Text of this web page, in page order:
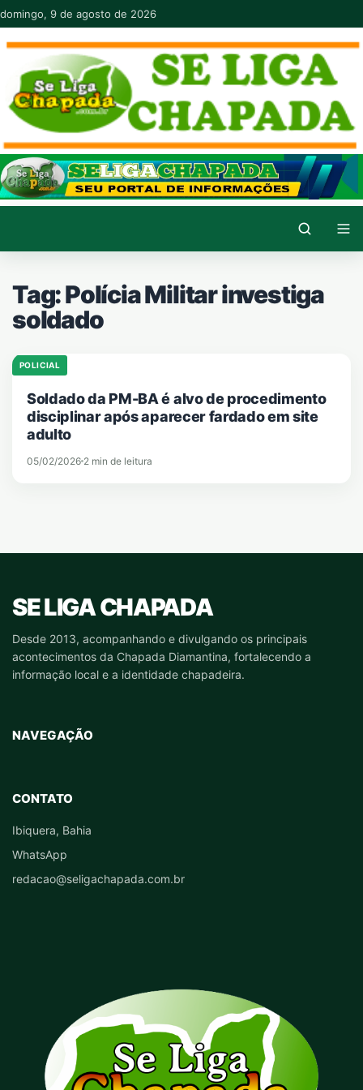
Pular para o conteúdo
domingo, 9 de agosto de 2026
Tag:Polícia Militar investiga
soldado
POLICIAL
Soldado da PM-BA é alvo de procedimento
disciplinar após aparecer fardado em site
adulto
05/02/2026 2 min de leitura
SE LIGA CHAPADA
Desde 2013, acompanhando e divulgando os principais
acontecimentos da Chapada Diamantina, fortalecendo a
informação local e a identidade chapadeira.
NAVEGAÇÃO
CONTATO
Ibiquera, Bahia
WhatsApp
redacao@seligachapada.com.br